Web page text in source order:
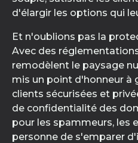
d'élargir les options qui
Et n'oublions pas la
Avec des
remodèlent le paysage
mis un point d'honneur à
clients sécurisées et
de confidentialité des
pour les spammeurs, les
personne de s'emparer